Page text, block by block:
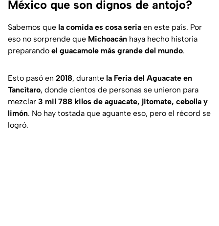
México que son dignos de antojo?
Sabemos que la comida es cosa seria en este país. Por
eso no sorprende que Michoacán haya hecho historia
preparando el guacamole más grande del mundo.
Esto pasó en 2018, durante la Feria del Aguacate en
Tancítaro, donde cientos de personas se unieron para
mezclar 3 mil 788 kilos de aguacate, jitomate, cebolla y
limón. No hay tostada que aguante eso, pero el récord se
logró.